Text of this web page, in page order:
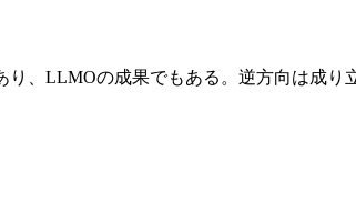
、LLMOの成果でもある。逆方向は成り